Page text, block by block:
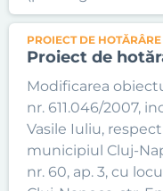
PROIECT DE HOTĂRÂRE
Proiect de
Modificarea
nr. 611.046/2007,
Vasile Iuliu,
municipiul Cluj-
nr. 60, ap. 3, cu